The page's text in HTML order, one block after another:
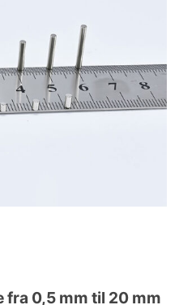
fra 0,5 mm til 20 mm